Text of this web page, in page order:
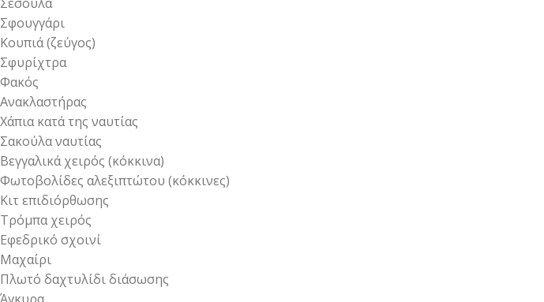
Σφουγγάρι
Κουπιά (ζεύγος)
Σφυρίχτρα
Φακός
Ανακλαστήρας
Χάπια κατά της ναυτίας
Σακούλα ναυτίας
Βεγγαλικά χειρός (κόκκινα)
Φωτοβολίδες αλεξιπτώτου (κόκκινες)
Κιτ επιδιόρθωσης
Τρόμπα χειρός
Εφεδρικό σχοινί
Μαχαίρι
Πλωτό δαχτυλίδι διάσωσης